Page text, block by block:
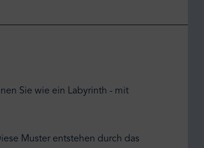
Sie wie ein Labyrinth - mit
Muster entstehen durch das